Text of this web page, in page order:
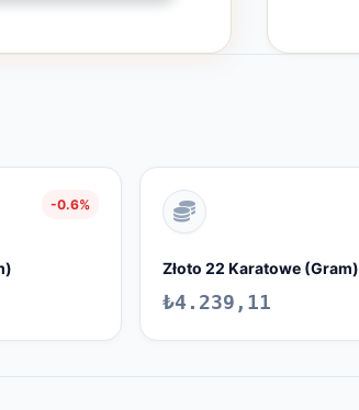
-0.6%
Złoto 22 Karatowe (Gram)
₺4.239,11